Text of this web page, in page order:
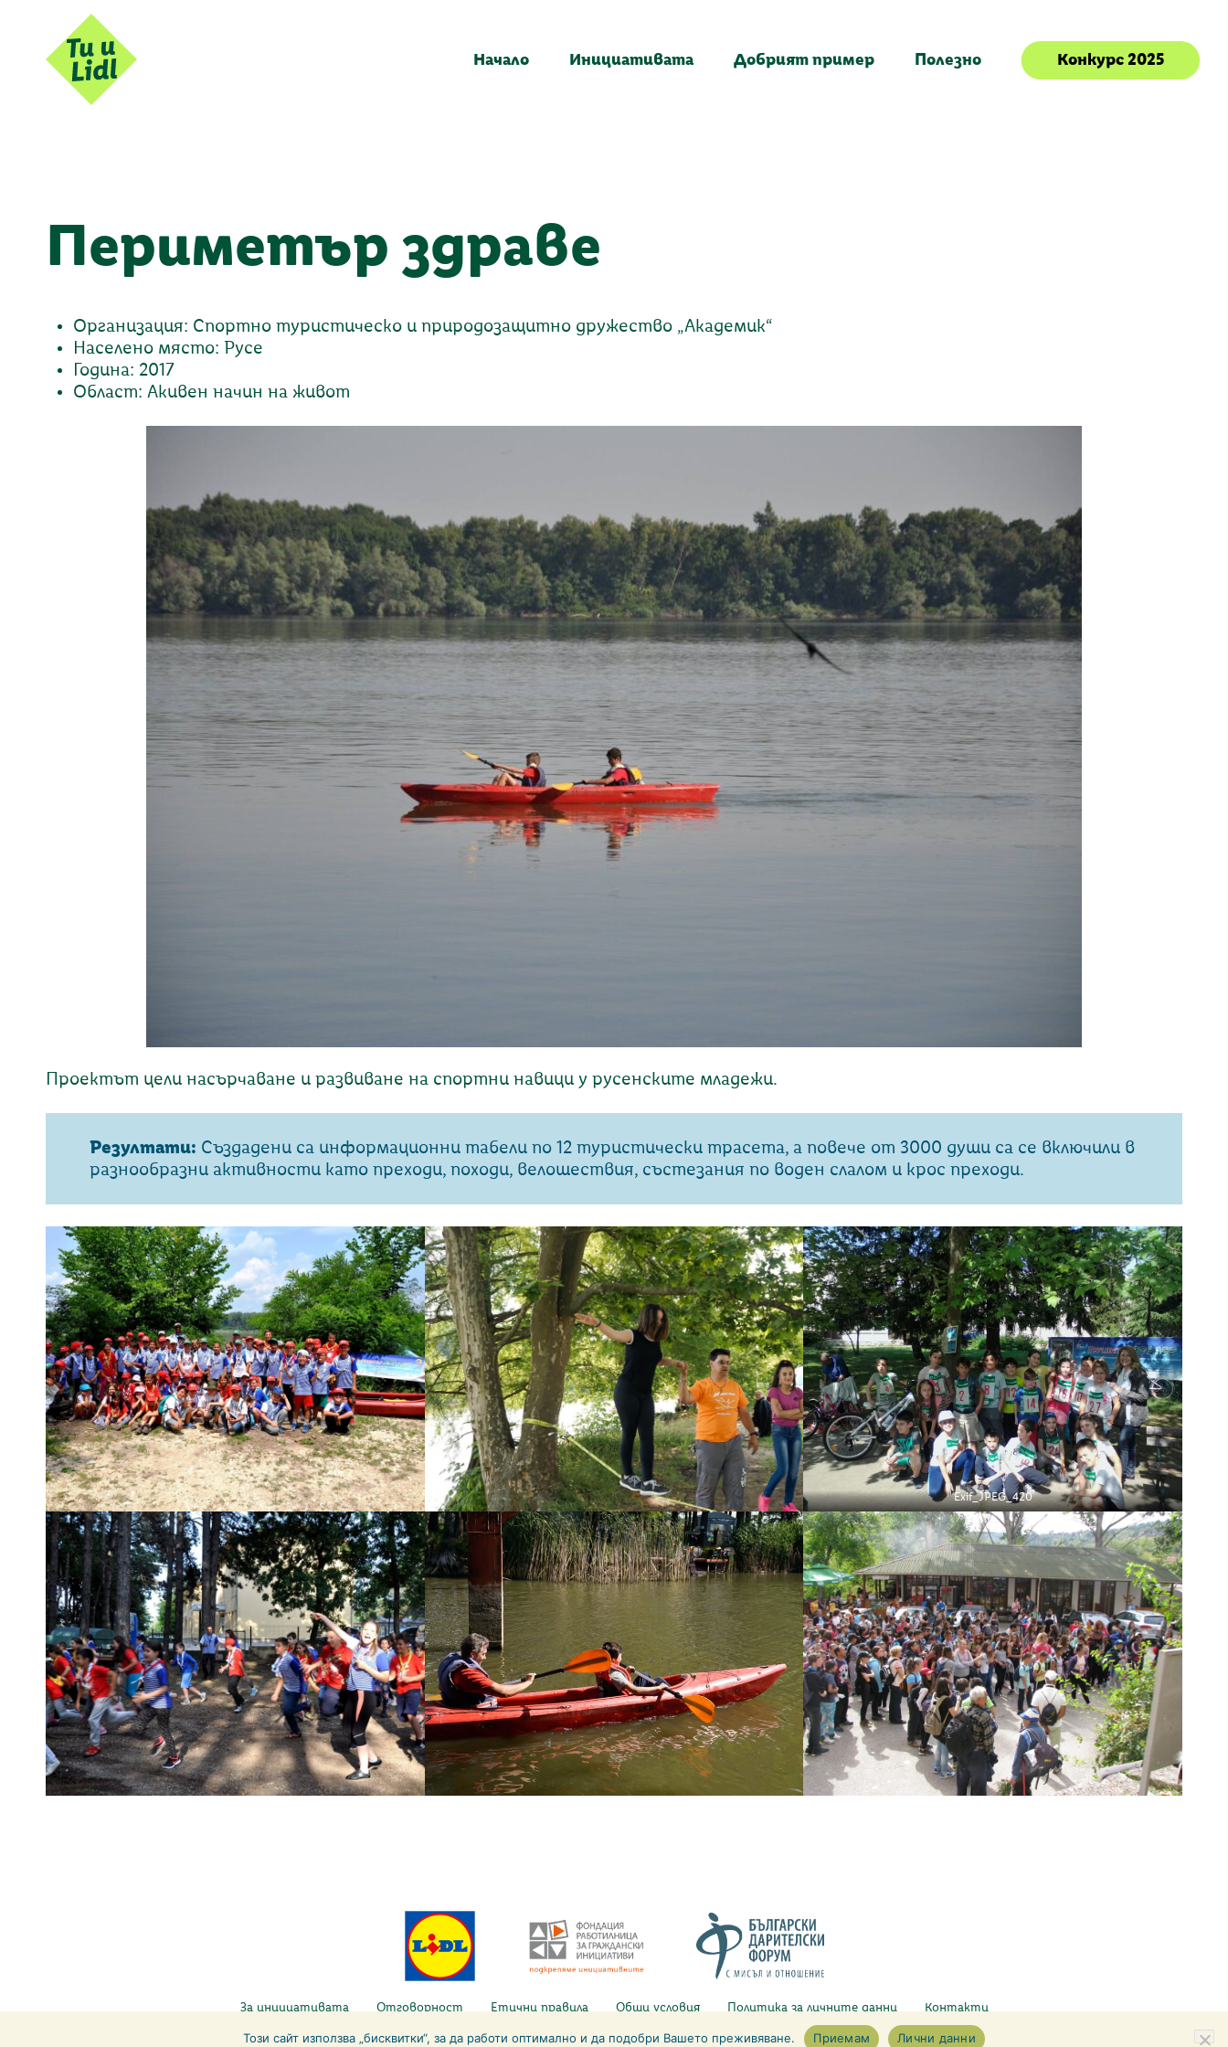
Начало Инициативата Добрият пример Полезно Конкурс 2025
Периметър здраве
Организация: Спортно туристическо и природозащитно дружество „Академик“
Населено място: Русе
Година: 2017
Област: Акивен начин на живот
Проектът цели насърчаване и развиване на спортни навици у русенските младежи.
Резултати: Създадени са информационни табели по 12 туристически трасета, а повече от 3000 души са се включили в
разнообразни активности като преходи, походи, велошествия, състезания по воден слалом и крос преходи.
Exif_JPEG_420
За инициативата Отговорност Етични правила Общи условия Политика за личните данни Контакти
Copyright © 2026 Lidl България
Този сайт използва „бисквитки“, за да работи оптимално и да подобри Вашето преживяване. Приемам Лични данни